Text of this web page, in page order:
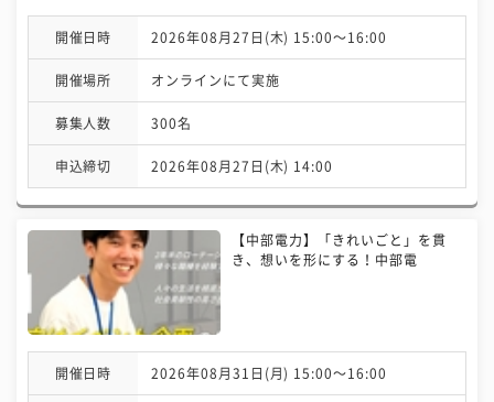
開催日時 2026年08月27日(木) 15:00〜16:00
開催場所 オンラインにて実施
募集人数 300名
申込締切 2026年08月27日(木) 14:00
【中部電力】「きれいごと」を貫
き、想いを形にする！中部電
開催日時 2026年08月31日(月) 15:00〜16:00